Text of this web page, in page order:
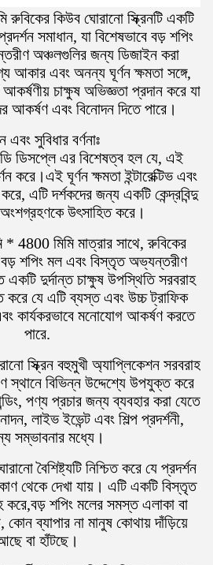
কিউব ঘোরানো স্ক্রিনটি একটি
সমাধান, যা বিশেষভাবে বড় শপিং
অঞ্চলগুলির জন্য ডিজাইন করা
আকার এবং অনন্য ঘূর্ণন ক্ষমতা সঙ্গে,
চাক্ষুষ অভিজ্ঞতা প্রদান করে যা
আকর্ষণ এবং বিনোদন দিতে পারে।
এবং সুবিধার বর্ণনাঃ
ডিসপ্লে এর বিশেষত্ব হল যে, এই
করে।এই ঘূর্ণন ক্ষমতা ইন্টারেক্টিভ এবং
এটি দর্শকদের জন্য একটি কেন্দ্রবিন্দু
উৎসাহিত করে।
4800 মিমি মাত্রার সাথে, রুবিকের
বড় শপিং মল এবং বিস্তৃত অভ্যন্তরীণ
দুর্দান্ত চাক্ষুষ উপস্থিতি সরবরাহ
যে এটি ব্যস্ত এবং উচ্চ ট্রাফিক
কার্যকরভাবে মনোযোগ আকর্ষণ করতে
পারে.
স্ক্রিন বহুমুখী অ্যাপ্লিকেশন সরবরাহ
বিভিন্ন উদ্দেশ্যে উপযুক্ত করে
পণ্য প্রচার জন্য ব্যবহার করা যেতে
লাইভ ইভেন্ট এবং শিল্প প্রদর্শনী,
সম্ভাবনার মধ্যে।
বৈশিষ্ট্যটি নিশ্চিত করে যে প্রদর্শন
থেকে দেখা যায়। এটি একটি বিস্তৃত
করে,বড় শপিং মলের সমস্ত এলাকা বা
ব্যাপার না মানুষ কোথায় দাঁড়িয়ে
বা হাঁটছে।